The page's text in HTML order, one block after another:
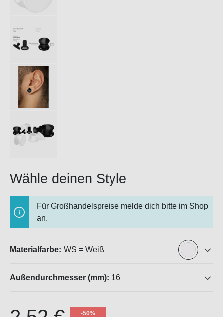
Wähle deinen Style
Für Großhandelspreise melde dich bitte im Shop
an.
Materialfarbe: WS = Weiß
Außendurchmesser (mm): 16
-50%